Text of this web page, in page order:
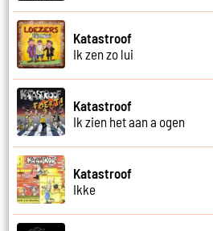
Katastroof
Ik zen zo lui
Katastroof
Ik zien het aan a ogen
Katastroof
Ikke